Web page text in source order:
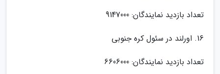
تعداد بازدید نمایندگان: 9147000
16. اورلند در سئول کره جنوبی
تعداد بازدید نمایندگان: 6606000